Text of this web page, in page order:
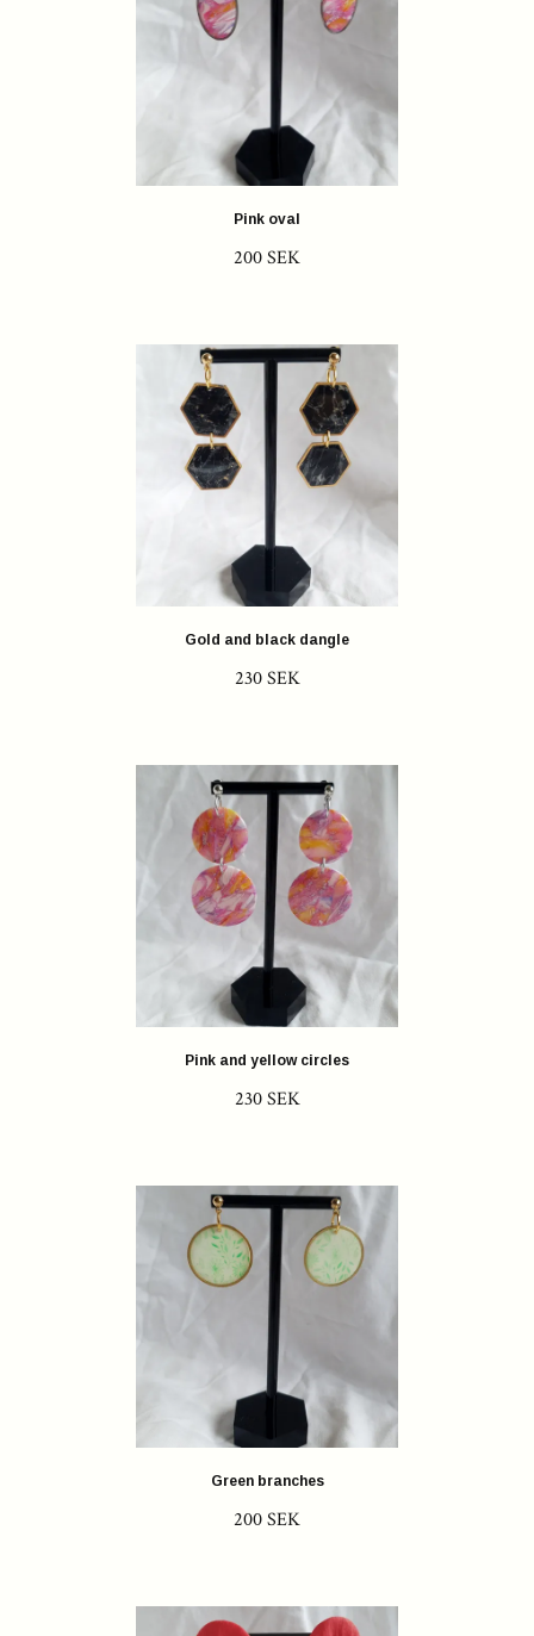
Pink oval
200 SEK
Gold and black dangle
230 SEK
Pink and yellow circles
230 SEK
Green branches
200 SEK